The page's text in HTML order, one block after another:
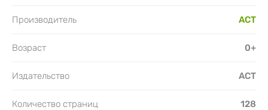
Производитель АСТ
Возраст 0+
Издательство АСТ
Количество страниц 128